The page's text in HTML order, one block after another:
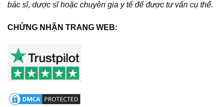
bác sĩ, dược sĩ hoặc chuyên gia y tế để được tư vấn cụ thể.
CHỨNG NHẬN TRANG WEB: